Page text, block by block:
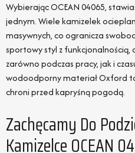
Wybierając OCEAN 04065,
jednym. Wiele kamizelek
masywnych, co ogranicza
sportowy styl z funkcjonalnością,
zarówno podczas pracy, jak i
wodoodporny materiał Oxford
chroni przed kapryśną pogodą.
Zachęcamy Do
Kamizelce OCEAN